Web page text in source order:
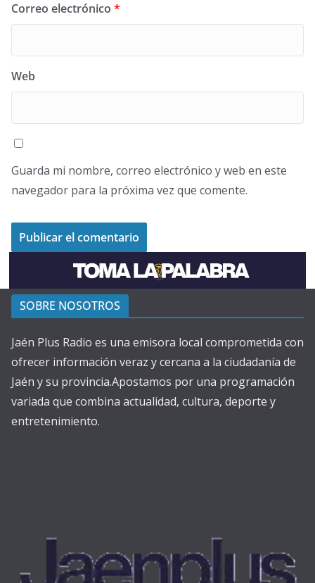
Correo electrónico *
Web
Guarda mi nombre, correo electrónico y web en este
navegador para la próxima vez que comente.
SOBRE NOSOTROS
Jaén Plus Radio es una emisora local comprometida con
ofrecer información veraz y cercana a la ciudadanía de
Jaén y su provincia.Apostamos por una programación
variada que combina actualidad, cultura, deporte y
entretenimiento.